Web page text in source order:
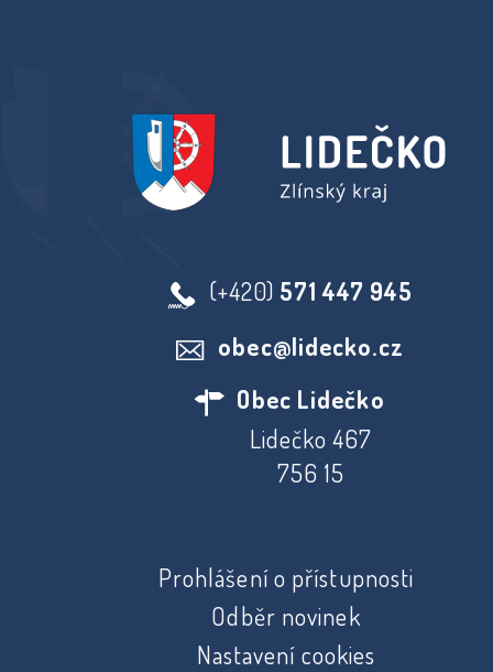
(+420) 571 447 945
obec@lidecko.cz
Obec Lidečko
Lidečko 467
756 15
Prohlášení o přístupnosti
Odběr novinek
Nastavení cookies